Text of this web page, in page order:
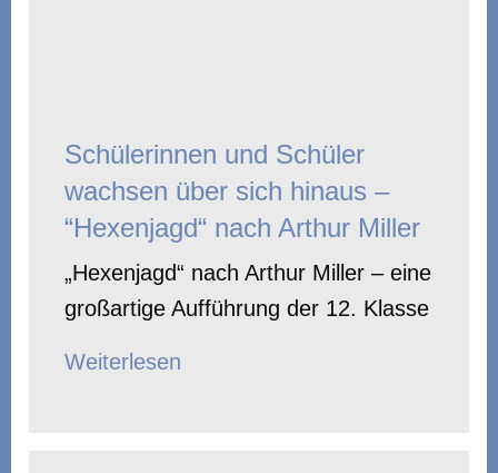
Schülerinnen und Schüler
wachsen über sich hinaus –
“Hexenjagd“ nach Arthur Miller
„Hexenjagd“ nach Arthur Miller – eine
großartige Aufführung der 12. Klasse
Weiterlesen